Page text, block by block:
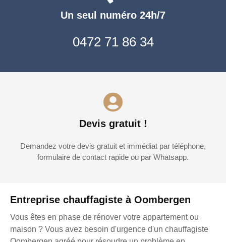
Entreprise chauffagiste à Oombergen
Vous êtes en phase de rénover votre appartement ou
maison ? Vous avez besoin d'urgence d'un chauffagiste
Un seul numéro 24h/7
0472 71 86 34
Devis gratuit !
Demandez votre devis gratuit et immédiat par téléphone,
formulaire de contact rapide ou par Whatsapp.